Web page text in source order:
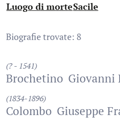
Luogo di morte
:Sacile
Biografie trovate: 8
(? - 1541)
Brochetino Giovanni
(1834-1896)
Colombo Giuseppe